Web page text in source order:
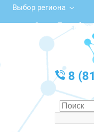
Выбор региона
Санкт-
с
График
8